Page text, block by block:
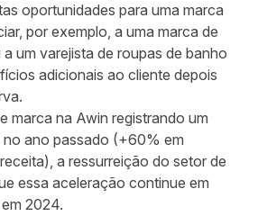
oportunidades para uma marca
por exemplo, a uma marca de
um varejista de roupas de banho
adicionais ao cliente depois
marca na Awin registrando um
ano passado (+60% em
a ressurreição do setor de
essa aceleração continue em
2024.